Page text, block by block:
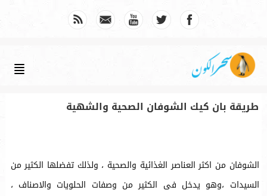
طريقة بان كيك الشوفان الصحية والشهية
الشوفان من اكثر العناصر الغذائية والصحية ، ولذلك تفضلها الكثير من
السيدات ،وهو يدخل فى الكثير من وصفات الحلويات والاصناف ،